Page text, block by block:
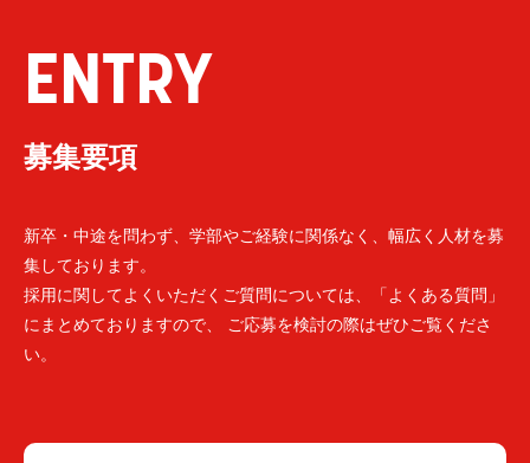
ENTRY
募集要項
新卒・中途を問わず、学部やご経験に関係なく、幅広く人材を募
集しております。
採用に関してよくいただくご質問については、「よくある質問」
にまとめておりますので、 ご応募を検討の際はぜひご覧くださ
い。